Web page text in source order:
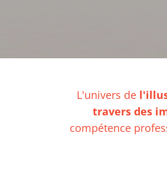
L'univers de
travers des
compétence